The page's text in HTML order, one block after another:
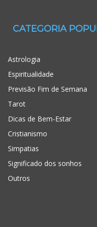
CATEGORIA
Astrologia
Espiritualidade
Previsão Fim de Semana
Tarot
Dicas de Bem-Estar
Cristianismo
Simpatias
Significado dos sonhos
Outros